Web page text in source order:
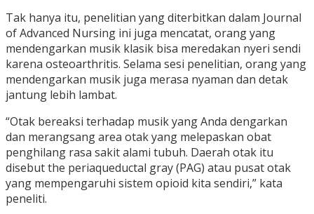
Tak hanya itu, penelitian yang diterbitkan dalam Journal
of Advanced Nursing ini juga mencatat, orang yang
mendengarkan musik klasik bisa meredakan nyeri sendi
karena osteoarthritis. Selama sesi penelitian, orang yang
mendengarkan musik juga merasa nyaman dan detak
jantung lebih lambat.
“Otak bereaksi terhadap musik yang Anda dengarkan
dan merangsang area otak yang melepaskan obat
penghilang rasa sakit alami tubuh. Daerah otak itu
disebut the periaqueductal gray (PAG) atau pusat otak
yang mempengaruhi sistem opioid kita sendiri,” kata
peneliti.